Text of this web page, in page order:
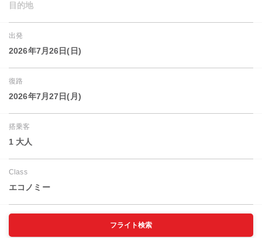
目的地
出発
2026年7月26日(日)
復路
2026年7月27日(月)
搭乗客
1 大人
Class
エコノミー
フライト検索